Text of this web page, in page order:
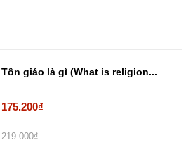
Tôn giáo là gì (What is religion...
175.200₫
219.000₫